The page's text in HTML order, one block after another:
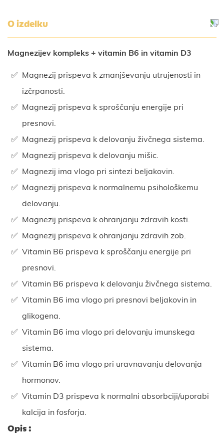
O izdelku
Magnezijev kompleks + vitamin B6 in vitamin D3
Magnezij prispeva k zmanjševanju utrujenosti in
izčrpanosti.
Magnezij prispeva k sproščanju energije pri
presnovi.
Magnezij prispeva k delovanju živčnega sistema.
Magnezij prispeva k delovanju mišic.
Magnezij ima vlogo pri sintezi beljakovin.
Magnezij prispeva k normalnemu psihološkemu
delovanju.
Magnezij prispeva k ohranjanju zdravih kosti.
Magnezij prispeva k ohranjanju zdravih zob.
Vitamin B6 prispeva k sproščanju energije pri
presnovi.
Vitamin B6 prispeva k delovanju živčnega sistema.
Vitamin B6 ima vlogo pri presnovi beljakovin in
glikogena.
Vitamin B6 ima vlogo pri delovanju imunskega
sistema.
Vitamin B6 ima vlogo pri uravnavanju delovanja
hormonov.
Vitamin D3 prispeva k normalni absorbciji/uporabi
kalcija in fosforja.
Opis :